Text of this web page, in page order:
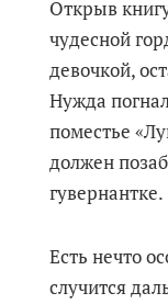
Открыв
чудесной
девочкой,
Нужда
поместье
должен
гувернантке.
Есть нечто
случится